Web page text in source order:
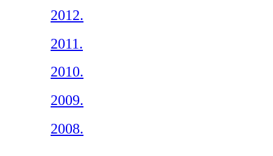
2012.
2011.
2010.
2009.
2008.